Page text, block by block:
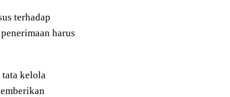
terhadap
harus
tata kelola